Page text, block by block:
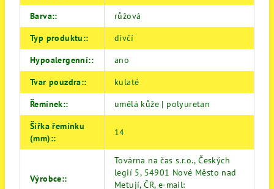
Barva::
růžová
Typ produktu::
dívčí
Hypoalergenní::
ano
Tvar pouzdra::
kulaté
Řemínek::
umělá kůže | polyuretan
Šířka řemínku
(mm)::
14
Výrobce::
Továrna na čas s.r.o., Českých
legií 5, 54901 Nové Město nad
Metují, ČR, e-mail: